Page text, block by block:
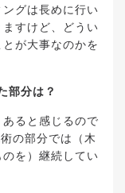
グは長めに行い
すけど、どうい
が大事なのかを
部分は？
ると感じるので
の部分では（木
を）継続してい